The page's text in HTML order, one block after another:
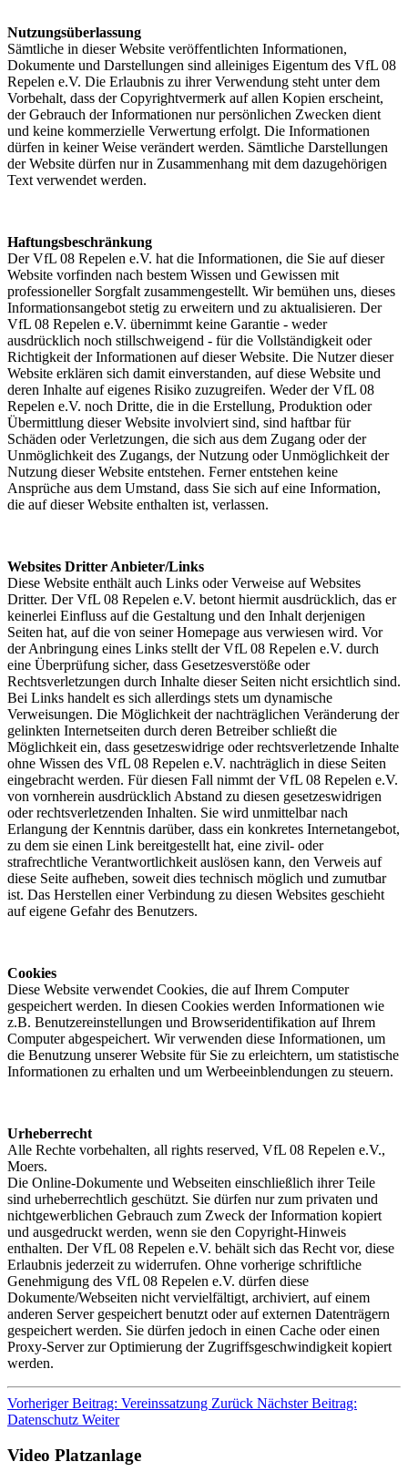
Nutzungsüberlassung
Sämtliche in dieser Website veröffentlichten Informationen,
Dokumente und Darstellungen sind alleiniges Eigentum des VfL 08
Repelen e.V. Die Erlaubnis zu ihrer Verwendung steht unter dem
Vorbehalt, dass der Copyrightvermerk auf allen Kopien erscheint,
der Gebrauch der Informationen nur persönlichen Zwecken dient
und keine kommerzielle Verwertung erfolgt. Die Informationen
dürfen in keiner Weise verändert werden. Sämtliche Darstellungen
der Website dürfen nur in Zusammenhang mit dem dazugehörigen
Text verwendet werden.
Haftungsbeschränkung
Der VfL 08 Repelen e.V. hat die Informationen, die Sie auf dieser
Website vorfinden nach bestem Wissen und Gewissen mit
professioneller Sorgfalt zusammengestellt. Wir bemühen uns, dieses
Informationsangebot stetig zu erweitern und zu aktualisieren. Der
VfL 08 Repelen e.V. übernimmt keine Garantie - weder
ausdrücklich noch stillschweigend - für die Vollständigkeit oder
Richtigkeit der Informationen auf dieser Website. Die Nutzer dieser
Website erklären sich damit einverstanden, auf diese Website und
deren Inhalte auf eigenes Risiko zuzugreifen. Weder der VfL 08
Repelen e.V. noch Dritte, die in die Erstellung, Produktion oder
Übermittlung dieser Website involviert sind, sind haftbar für
Schäden oder Verletzungen, die sich aus dem Zugang oder der
Unmöglichkeit des Zugangs, der Nutzung oder Unmöglichkeit der
Nutzung dieser Website entstehen. Ferner entstehen keine
Ansprüche aus dem Umstand, dass Sie sich auf eine Information,
die auf dieser Website enthalten ist, verlassen.
Websites Dritter Anbieter/Links
Diese Website enthält auch Links oder Verweise auf Websites
Dritter. Der VfL 08 Repelen e.V. betont hiermit ausdrücklich, das er
keinerlei Einfluss auf die Gestaltung und den Inhalt derjenigen
Seiten hat, auf die von seiner Homepage aus verwiesen wird. Vor
der Anbringung eines Links stellt der VfL 08 Repelen e.V. durch
eine Überprüfung sicher, dass Gesetzesverstöße oder
Rechtsverletzungen durch Inhalte dieser Seiten nicht ersichtlich sind.
Bei Links handelt es sich allerdings stets um dynamische
Verweisungen. Die Möglichkeit der nachträglichen Veränderung der
gelinkten Internetseiten durch deren Betreiber schließt die
Möglichkeit ein, dass gesetzeswidrige oder rechtsverletzende Inhalte
ohne Wissen des VfL 08 Repelen e.V. nachträglich in diese Seiten
eingebracht werden. Für diesen Fall nimmt der VfL 08 Repelen e.V.
von vornherein ausdrücklich Abstand zu diesen gesetzeswidrigen
oder rechtsverletzenden Inhalten. Sie wird unmittelbar nach
Erlangung der Kenntnis darüber, dass ein konkretes Internetangebot,
zu dem sie einen Link bereitgestellt hat, eine zivil- oder
strafrechtliche Verantwortlichkeit auslösen kann, den Verweis auf
diese Seite aufheben, soweit dies technisch möglich und zumutbar
ist. Das Herstellen einer Verbindung zu diesen Websites geschieht
auf eigene Gefahr des Benutzers.
Cookies
Diese Website verwendet Cookies, die auf Ihrem Computer
gespeichert werden. In diesen Cookies werden Informationen wie
z.B. Benutzereinstellungen und Browseridentifikation auf Ihrem
Computer abgespeichert. Wir verwenden diese Informationen, um
die Benutzung unserer Website für Sie zu erleichtern, um statistische
Informationen zu erhalten und um Werbeeinblendungen zu steuern.
Urheberrecht
Alle Rechte vorbehalten, all rights reserved, VfL 08 Repelen e.V.,
Moers.
Die Online-Dokumente und Webseiten einschließlich ihrer Teile
sind urheberrechtlich geschützt. Sie dürfen nur zum privaten und
nichtgewerblichen Gebrauch zum Zweck der Information kopiert
und ausgedruckt werden, wenn sie den Copyright-Hinweis
enthalten. Der VfL 08 Repelen e.V. behält sich das Recht vor, diese
Erlaubnis jederzeit zu widerrufen. Ohne vorherige schriftliche
Genehmigung des VfL 08 Repelen e.V. dürfen diese
Dokumente/Webseiten nicht vervielfältigt, archiviert, auf einem
anderen Server gespeichert benutzt oder auf externen Datenträgern
gespeichert werden. Sie dürfen jedoch in einen Cache oder einen
Proxy-Server zur Optimierung der Zugriffsgeschwindigkeit kopiert
werden.
Vorheriger Beitrag: Vereinssatzung Zurück Nächster Beitrag:
Datenschutz Weiter
Video Platzanlage